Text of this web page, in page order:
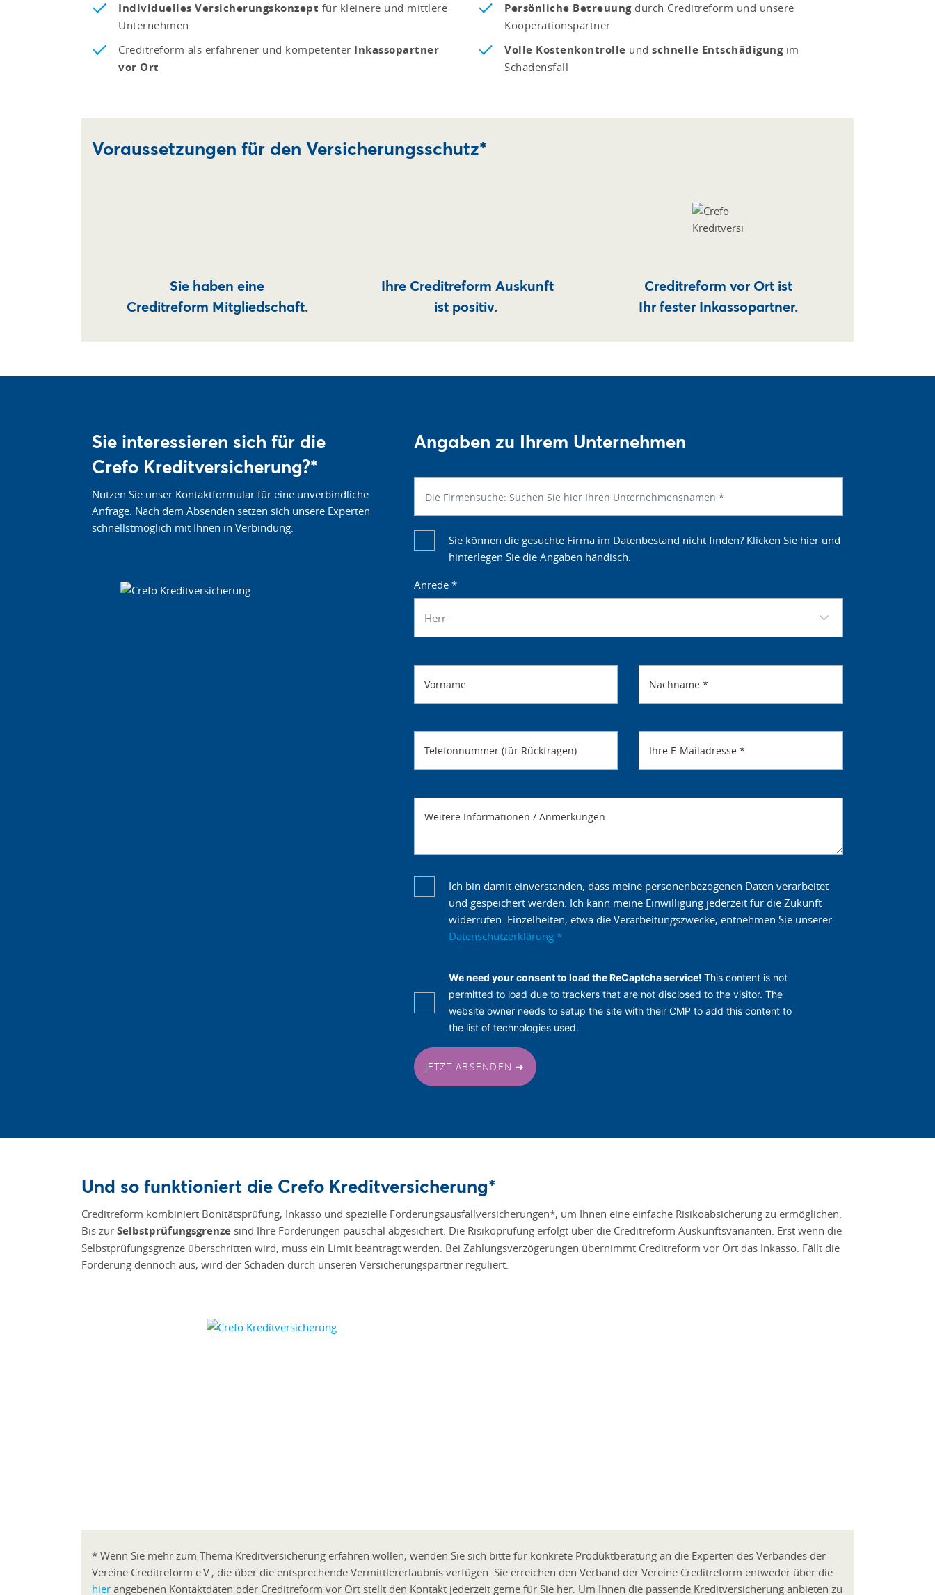
Individuelles Versicherungskonzept für kleinere und mittlere
Unternehmen
Creditreform als erfahrener und kompetenter Inkassopartner
vor Ort
Persönliche Betreuungdurch Creditreform und unsere
Kooperationspartner
Volle Kostenkontrolle und schnelle Entschädigungim
Schadensfall
Voraussetzungen für den Versicherungsschutz*
Sie haben eine
Creditreform Mitgliedschaft.
Ihre Creditreform Auskunft
ist positiv.
Creditreform vor Ort ist
Ihr fester Inkassopartner.
Sie interessieren sich für die
Crefo Kreditversicherung?*
Nutzen Sie unser Kontaktformular für eine unverbindliche
Anfrage. Nach dem Absenden setzen sich unsere Experten
schnellstmöglich mit Ihnen in Verbindung.
Angaben zu Ihrem Unternehmen
Sie können die gesuchte Firma im Datenbestand nicht finden? Klicken Sie hier und
hinterlegen Sie die Angaben händisch.
Anrede *
Herr
Vorname Nachname*
Telefonnummer (für Rückfragen) Ihre E-Mailadresse*
Weitere Informationen / Anmerkungen
Ich bin damit einverstanden, dass meine personenbezogenen Daten verarbeitet
und gespeichert werden. Ich kann meine Einwilligung jederzeit für die Zukunft
widerrufen. Einzelheiten, etwa die Verarbeitungszwecke, entnehmen Sie unserer
Datenschutzerklärung *
We need your consent to load the ReCaptcha service! This content is not
permitted to load due to trackers that are not disclosed to the visitor. The
website owner needs to setup the site with their CMP to add this content to
the list of technologies used.
JETZT ABSENDEN ➜
Und so funktioniert die Crefo Kreditversicherung*
Creditreform kombiniert Bonitätsprüfung, Inkasso und spezielle Forderungsausfallversicherungen*, um Ihnen eine einfache Risikoabsicherung zu ermöglichen.
Bis zur Selbstprüfungsgrenze sind Ihre Forderungen pauschal abgesichert. Die Risikoprüfung erfolgt über die Creditreform Auskunftsvarianten. Erst wenn die
Selbstprüfungsgrenze überschritten wird, muss ein Limit beantragt werden. Bei Zahlungsverzögerungen übernimmt Creditreform vor Ort das Inkasso. Fällt die
Forderung dennoch aus, wird der Schaden durch unseren Versicherungspartner reguliert.
* Wenn Sie mehr zum Thema Kreditversicherung erfahren wollen, wenden Sie sich bitte für konkrete Produktberatung an die Experten des Verbandes der
Vereine Creditreform e.V., die über die entsprechende Vermittlererlaubnis verfügen. Sie erreichen den Verband der Vereine Creditreform entweder über die
hier angebenen Kontaktdaten oder Creditreform vor Ort stellt den Kontakt jederzeit gerne für Sie her. Um Ihnen die passende Kreditversicherung anbieten zu